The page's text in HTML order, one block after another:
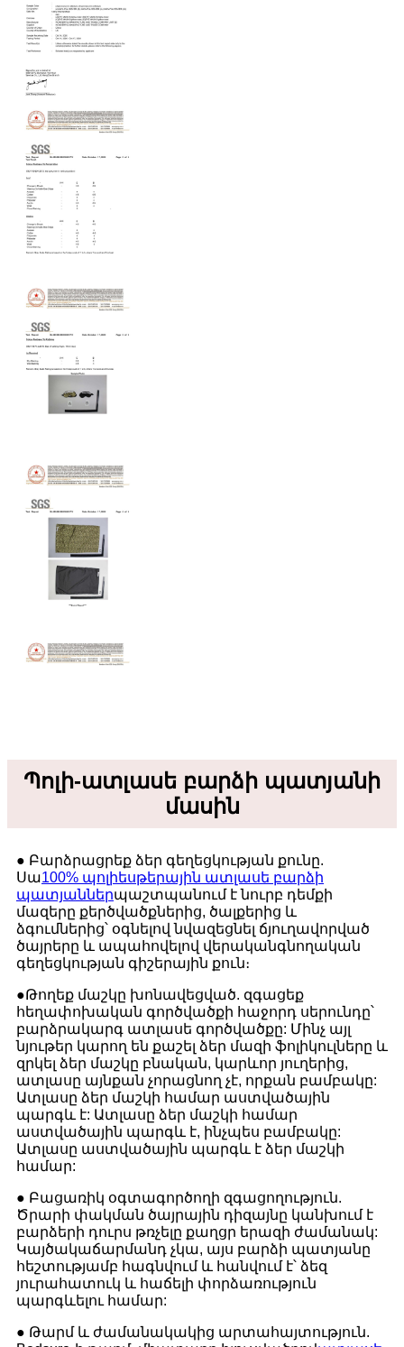
Պոլի-ատլասե բարձի պատյանի
մասին
● Բարձրացրեք ձեր գեղեցկության քունը.
Սա100% պոլիեսթերային ատլասե բարձի
պատյաններպաշտպանում է նուրբ դեմքի
մազերը քերծվածքներից, ծալքերից և
ձգումներից՝ օգնելով նվազեցնել ճյուղավորված
ծայրերը և ապահովելով վերականգնողական
գեղեցկության գիշերային քուն։
●Թողեք մաշկը խոնավեցված. զգացեք
հեղափոխական գործվածքի հաջորդ սերունդը՝
բարձրակարգ ատլասե գործվածքը: Մինչ այլ
նյութեր կարող են քաշել ձեր մազի ֆոլիկուլները և
զրկել ձեր մաշկը բնական, կարևոր յուղերից,
ատլասը այնքան չորացնող չէ, որքան բամբակը:
Ատլասը ձեր մաշկի համար աստվածային
պարգև է: Ատլասը ձեր մաշկի համար
աստվածային պարգև է, ինչպես բամբակը:
Ատլասը աստվածային պարգև է ձեր մաշկի
համար:
● Բացառիկ օգտագործողի զգացողություն.
Ծրարի փակման ծայրային դիզայնը կանխում է
բարձերի դուրս թռչելը քաղցր երազի ժամանակ:
Կայծակաճարմանդ չկա, այս բարձի պատյանը
հեշտությամբ հագնվում և հանվում է՝ ձեզ
յուրահատուկ և հաճելի փորձառություն
պարգևելու համար:
● Թարմ և ժամանակակից արտահայտություն.